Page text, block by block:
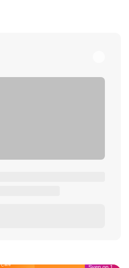
Café